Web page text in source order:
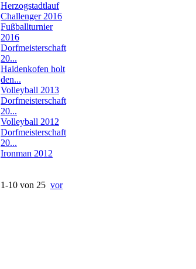
Herzogstadtlauf
Challenger 2016
Fußballturnier
2016
Dorfmeisterschaft
20...
Haidenkofen holt
den...
Volleyball 2013
Dorfmeisterschaft
20...
Volleyball 2012
Dorfmeisterschaft
20...
Ironman 2012
1-10 von 25 vor